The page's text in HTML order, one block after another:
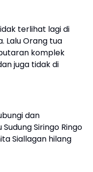
terlihat lagi di
Lalu Orang tua
komplek
juga tidak di
dan
Siringo Ringo
Siallagan hilang